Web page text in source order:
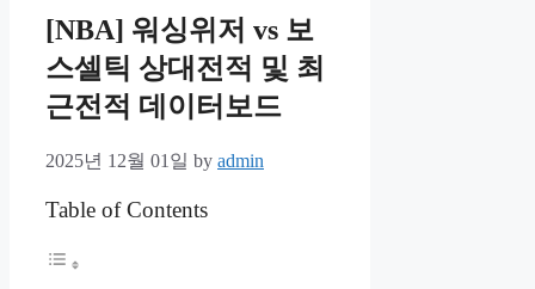
[NBA] 워싱위저 vs 보
스셀틱 상대전적 및 최
근전적 데이터보드
2025년 12월 01일 by admin
Table of Contents